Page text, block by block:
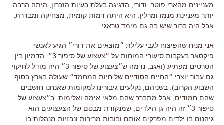
מעניינים מהארי פוטר. ודורי, הדגיגה בעלת בעיות הזכרון, היתה הרבה
יותר מעניינת מנמו ומרלין. היא היתה דמות קומית, מצחיקה ומבדרת,
אבל היה ברור שיש בה גם מימד טראגי.
אני מניח שהפיצוח לגבי עלילת ״מוצאים את דורי״ הגיע לאנשי
פיקסאר בעקבות סיעורי המוחות על ״צעצוע של סיפור 3״. הדמיון בין
הסרטים מפתיע (ואגב, נדמה ש״צעצוע של סיפור 3״ היה מודל לחיקוי
גם עבור יוצרי ״החיים הסודיים של חיות המחמד״ שעולה בארץ בסוף
השבוע הקרוב). בשניהם, נקלעים גיבורינו למקומות שאנחנו חושבים
שהם חמודים, אבל מתברר שהם מלאי אימה ואלימות. ב״צעצוע של
סיפור 3״ זה היה גן הילדים, שמנקודת מבטם של הצעצועים הוא
גיהנום בו ילדים מפרקים אותם ובובות מרירות ונבזיות מנהלות בו